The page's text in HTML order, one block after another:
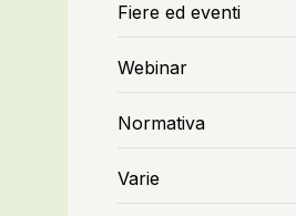
Fiere ed eventi
Webinar
Normativa
Varie